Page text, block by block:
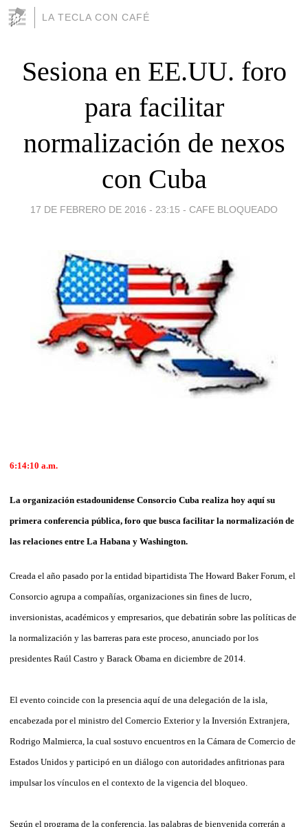
LA TECLA CON CAFÉ
Sesiona en EE.UU. foro
para facilitar
normalización de nexos
con Cuba
17 DE FEBRERO DE 2016 - 23:15 - CAFE BLOQUEADO
6:14:10 a.m.
La organización estadounidense Consorcio Cuba realiza hoy aquí su
primera conferencia pública, foro que busca facilitar la normalización de
las relaciones entre La Habana y Washington.
Creada el año pasado por la entidad bipartidista The Howard Baker Forum, el
Consorcio agrupa a compañías, organizaciones sin fines de lucro,
inversionistas, académicos y empresarios, que debatirán sobre las políticas de
la normalización y las barreras para este proceso, anunciado por los
presidentes Raúl Castro y Barack Obama en diciembre de 2014.
El evento coincide con la presencia aquí de una delegación de la isla,
encabezada por el ministro del Comercio Exterior y la Inversión Extranjera,
Rodrigo Malmierca, la cual sostuvo encuentros en la Cámara de Comercio de
Estados Unidos y participó en un diálogo con autoridades anfitrionas para
impulsar los vínculos en el contexto de la vigencia del bloqueo.
Según el programa de la conferencia, las palabras de bienvenida correrán a